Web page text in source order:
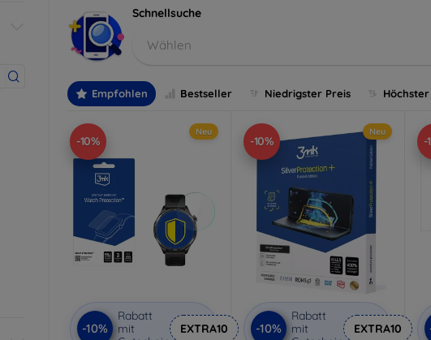
Schnellsuche
Wählen
Empfohlen Bestseller Niedrigster Preis
-10%
Neu
-10%
Rabatt
mit
EXTRA10
-10%
Neu
-10%
Rabatt
mit
EXTRA10
-